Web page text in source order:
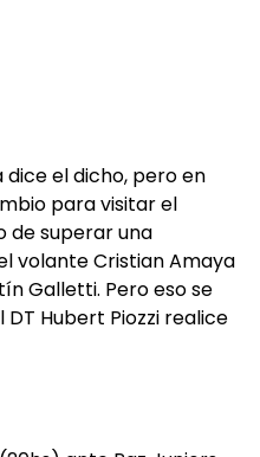
dice el dicho, pero en
para visitar el
de superar una
volante Cristian Amaya
Galletti. Pero eso se
Hubert Piozzi realice